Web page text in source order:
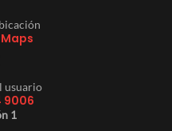
usuario
9006
1